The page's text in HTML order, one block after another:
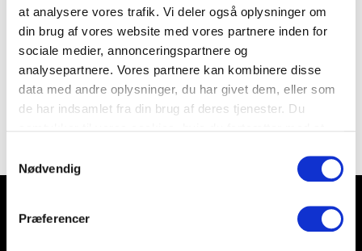
at analysere vores trafik. Vi deler også oplysninger om
din brug af vores website med vores partnere inden for
sociale medier, annonceringspartnere og
analysepartnere. Vores partnere kan kombinere disse
data med andre oplysninger, du har givet dem, eller som
de har indsamlet fra din brug af deres tjenester. Du
Nødvendig
Præferencer